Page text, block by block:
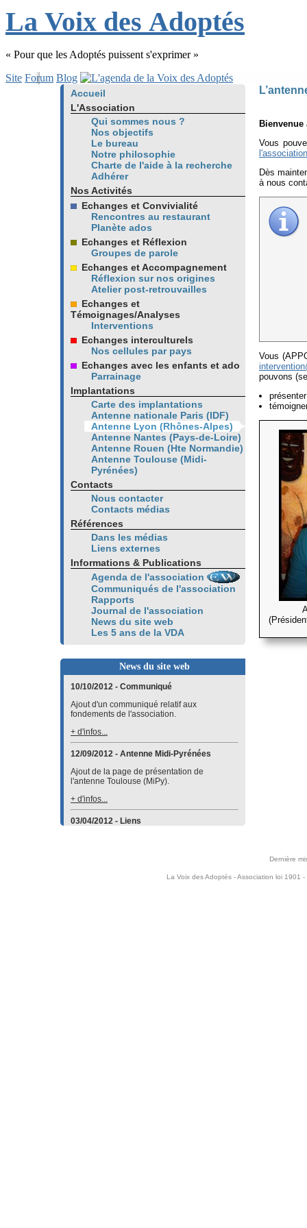
La Voix des Adoptés
« Pour que les Adoptés puissent s'exprimer »
Site Forum Blog
Accueil
L'Association
Qui sommes nous ?
Nos objectifs
Le bureau
Notre philosophie
Charte de l'aide à la recherche
Adhérer
Nos Activités
Echanges et Convivialité
Rencontres au restaurant
Planète ados
Echanges et Réflexion
Groupes de parole
Echanges et Accompagnement
Réflexion sur nos origines
Atelier post-retrouvailles
Echanges et
Témoignages/Analyses
Interventions
Echanges interculturels
Nos cellules par pays
Echanges avec les enfants et ado
Parrainage
Implantations
Carte des implantations
Antenne nationale Paris (IDF)
Antenne Lyon (Rhônes-Alpes)
Antenne Nantes (Pays-de-Loire)
Antenne Rouen (Hte Normandie)
Antenne Toulouse (Midi-
Pyrénées)
Contacts
Nous contacter
Contacts médias
Références
Dans les médias
Liens externes
Informations & Publications
Agenda de l'association
Communiqués de l'association
Rapports
Journal de l'association
News du site web
Les 5 ans de la VDA
News du site web
10/10/2012 - Communiqué
Ajout d'un communiqué relatif aux
fondements de l'association.
+ d'infos...
12/09/2012 - Antenne Midi-Pyrénées
Ajout de la page de présentation de
l'antenne Toulouse (MiPy).
+ d'infos...
03/04/2012 - Liens
Vous
l'association
Dès
à nous
Vous
pouvons
Dernière
La Voix des Adoptés - Association loi 1901 -